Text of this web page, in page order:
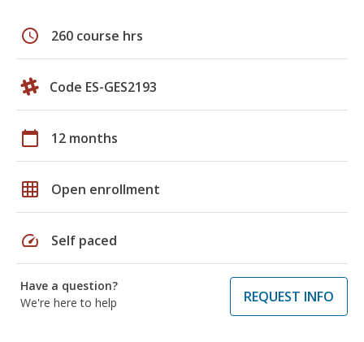
schedule 260 course hrs
Code ES-GES2193
calendar_today 12 months
grid_on Open enrollment
speed Self paced
Have a question?
We're here to help
REQUEST INFO